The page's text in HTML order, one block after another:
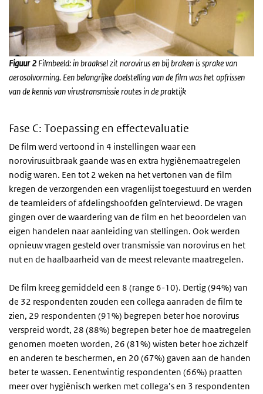
Figuur 2 Filmbeeld: in braaksel zit norovirus en bij braken is sprake van
aerosolvorming. Een belangrijke doelstelling van de film was het opfrissen
van de kennis van virustransmissie routes in de praktijk
Fase C: Toepassing en effectevaluatie
De film werd vertoond in 4 instellingen waar een
norovirusuitbraak gaande was en extra hygiënemaatregelen
nodig waren. Een tot 2 weken na het vertonen van de film
kregen de verzorgenden een vragenlijst toegestuurd en werden
de teamleiders of afdelingshoofden geïnterviewd. De vragen
gingen over de waardering van de film en het beoordelen van
eigen handelen naar aanleiding van stellingen. Ook werden
opnieuw vragen gesteld over transmissie van norovirus en het
nut en de haalbaarheid van de meest relevante maatregelen.
De film kreeg gemiddeld een 8 (range 6-10). Dertig (94%) van
de 32 respondenten zouden een collega aanraden de film te
zien, 29 respondenten (91%) begrepen beter hoe norovirus
verspreid wordt, 28 (88%) begrepen beter hoe de maatregelen
genomen moeten worden, 26 (81%) wisten beter hoe zichzelf
en anderen te beschermen, en 20 (67%) gaven aan de handen
beter te wassen. Eenentwintig respondenten (66%) praatten
meer over hygiënisch werken met collega’s en 3 respondenten